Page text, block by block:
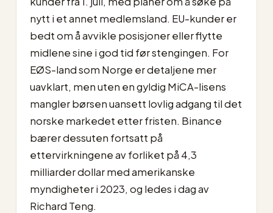
nytt i et annet medlemsland. EU-kunder er
bedt om å avvikle posisjoner eller flytte
midlene sine i god tid før stengingen. For
EØS-land som Norge er detaljene mer
uavklart, men uten en gyldig MiCA-lisens
mangler børsen uansett lovlig adgang til det
norske markedet etter fristen. Binance
bærer dessuten fortsatt på
ettervirkningene av forliket på 4,3
milliarder dollar med amerikanske
myndigheter i 2023, og ledes i dag av
Richard Teng.